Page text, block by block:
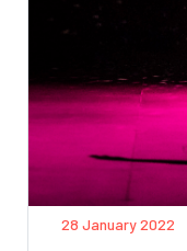
28 January 2022